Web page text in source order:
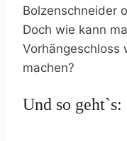
Bolzenschneider
Doch wie kann
Vorhängeschloss
machen?
Und so geht`s: